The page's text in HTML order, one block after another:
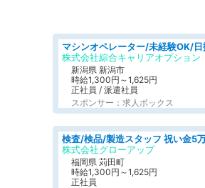
株式会社綜合キャリアオプション
新潟県 新潟市
時給1,300円～1,625円
正社員 / 派遣社員
スポンサー：求人ボックス
株式会社グローアップ
福岡県 苅田町
時給1,300円～1,625円
正社員